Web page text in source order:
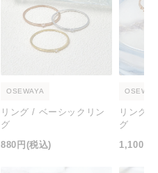
OSEWAYA
リング / ベーシックリン
グ
880円 (税込)
リング /
グ
1,100円